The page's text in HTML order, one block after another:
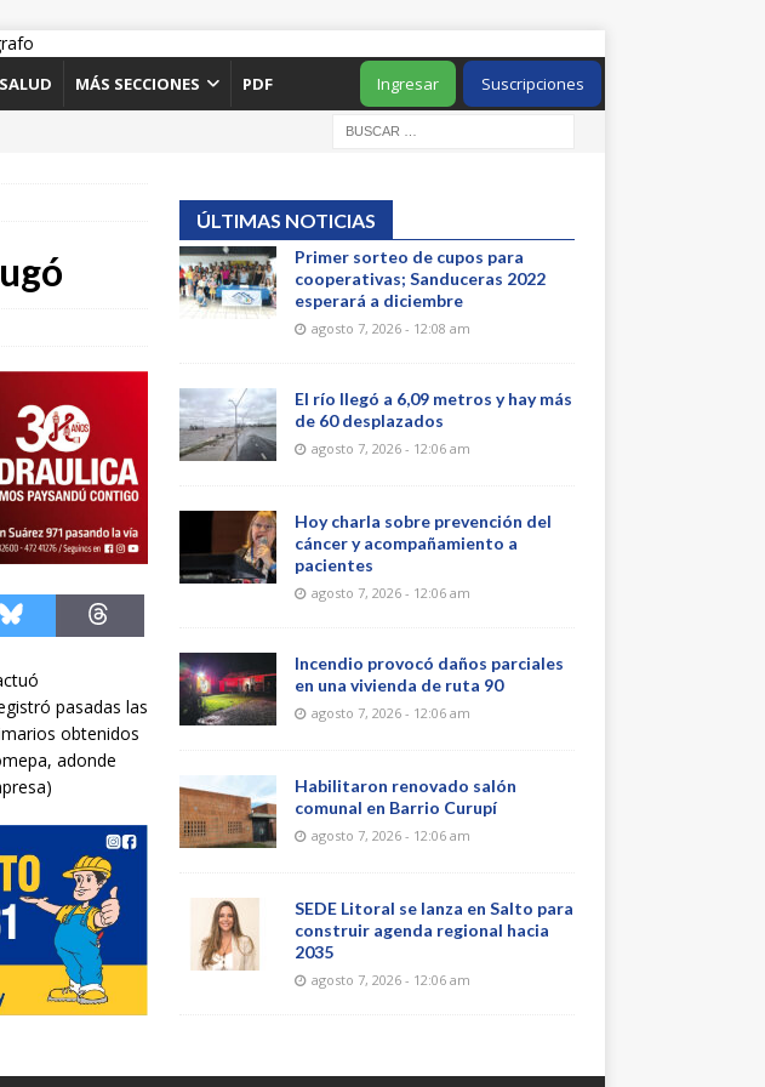
SALUD MÁS SECCIONES PDF Suscripciones
Ingresar
pasadas las
obtenidos
adonde
ÚLTIMAS NOTICIAS
Primer sorteo de cupos para
cooperativas; Sanduceras 2022
esperará a diciembre
agosto 7, 2026 - 12:08 am
El río llegó a 6,09 metros y hay más
de 60 desplazados
agosto 7, 2026 - 12:06 am
Hoy charla sobre prevención del
cáncer y acompañamiento a
pacientes
agosto 7, 2026 - 12:06 am
Incendio provocó daños parciales
en una vivienda de ruta 90
agosto 7, 2026 - 12:06 am
Habilitaron renovado salón
comunal en Barrio Curupí
agosto 7, 2026 - 12:06 am
SEDE Litoral se lanza en Salto para
construir agenda regional hacia
2035
agosto 7, 2026 - 12:06 am